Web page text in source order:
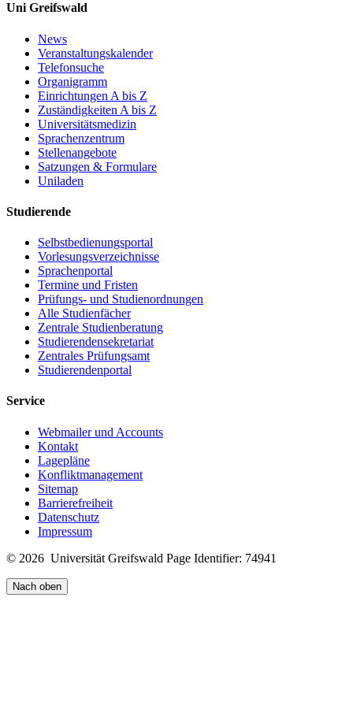
Uni Greifswald
News
Veranstaltungskalender
Telefonsuche
Organigramm
Einrichtungen A bis Z
Zuständigkeiten A bis Z
Universitätsmedizin
Sprachenzentrum
Stellenangebote
Satzungen & Formulare
Uniladen
Studierende
Selbstbedienungsportal
Vorlesungsverzeichnisse
Sprachenportal
Termine und Fristen
Prüfungs- und Studienordnungen
Alle Studienfächer
Zentrale Studienberatung
Studierendensekretariat
Zentrales Prüfungsamt
Studierendenportal
Service
Webmailer und Accounts
Kontakt
Lagepläne
Konfliktmanagement
Sitemap
Barrierefreiheit
Datenschutz
Impressum
© 2026 Universität Greifswald Page Identifier: 74941
Nach oben